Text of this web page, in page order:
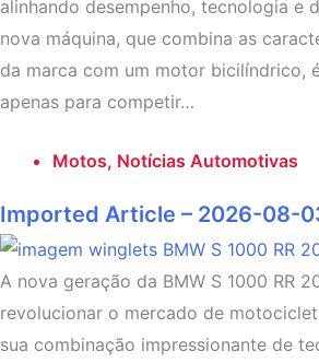
alinhando desempenho, tecnologia e
nova máquina, que combina as
da marca com um motor bicilíndrico,
apenas para competir…
Motos, Notícias Automotivas
Imported Article – 2026-08-
A nova geração da BMW S 1000 RR
revolucionar o mercado de
sua combinação impressionante de